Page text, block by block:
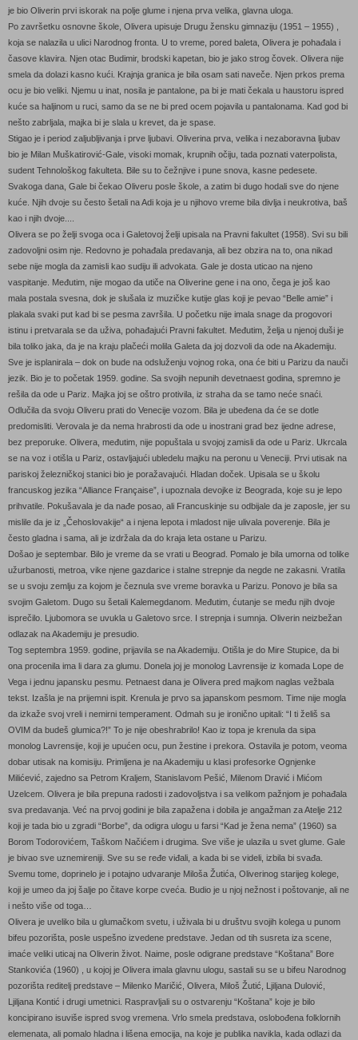
je bio Oliverin prvi iskorak na polje glume i njena prva velika, glavna uloga.
Po završetku osnovne škole, Olivera upisuje Drugu žensku gimnaziju (1951 – 1955) ,
koja se nalazila u ulici Narodnog fronta. U to vreme, pored baleta, Olivera je pohađala i
časove klavira. Njen otac Budimir, brodski kapetan, bio je jako strog čovek. Olivera nije
smela da dolazi kasno kući. Krajnja granica je bila osam sati naveče. Njen prkos prema
ocu je bio veliki. Njemu u inat, nosila je pantalone, pa bi je mati čekala u haustoru ispred
kuće sa haljinom u ruci, samo da se ne bi pred ocem pojavila u pantalonama. Kad god bi
nešto zabrljala, majka bi je slala u krevet, da je spase.
Stigao je i period zaljubljivanja i prve ljubavi. Oliverina prva, velika i nezaboravna ljubav
bio je Milan Muškatirović-Gale, visoki momak, krupnih očiju, tada poznati vaterpolista,
sudent Tehnološkog fakulteta. Bile su to čežnjive i pune snova, kasne pedesete.
Svakoga dana, Gale bi čekao Oliveru posle škole, a zatim bi dugo hodali sve do njene
kuće. Njih dvoje su često šetali na Adi koja je u njihovo vreme bila divlja i neukrotiva, baš
kao i njih dvoje....
Olivera se po želji svoga oca i Galetovoj želji upisala na Pravni fakultet (1958). Svi su bili
zadovoljni osim nje. Redovno je pohađala predavanja, ali bez obzira na to, ona nikad
sebe nije mogla da zamisli kao sudiju ili advokata. Gale je dosta uticao na njeno
vaspitanje. Međutim, nije mogao da utiče na Oliverine gene i na ono, čega je još kao
mala postala svesna, dok je slušala iz muzičke kutije glas koji je pevao “Belle amie” i
plakala svaki put kad bi se pesma završila. U početku nije imala snage da progovori
istinu i pretvarala se da uživa, pohađajući Pravni fakultet. Međutim, želja u njenoj duši je
bila toliko jaka, da je na kraju plačeći molila Galeta da joj dozvoli da ode na Akademiju.
Sve je isplanirala – dok on bude na odsluženju vojnog roka, ona će biti u Parizu da nauči
jezik. Bio je to početak 1959. godine. Sa svojih nepunih devetnaest godina, spremno je
rešila da ode u Pariz. Majka joj se oštro protivila, iz straha da se tamo neće snaći.
Odlučila da svoju Oliveru prati do Venecije vozom. Bila je ubeđena da će se dotle
predomisliti. Verovala je da nema hrabrosti da ode u inostrani grad bez ijedne adrese,
bez preporuke. Olivera, međutim, nije popuštala u svojoj zamisli da ode u Pariz. Ukrcala
se na voz i otišla u Pariz, ostavljajući ubledelu majku na peronu u Veneciji. Prvi utisak na
pariskoj železničkoj stanici bio je poražavajući. Hladan doček. Upisala se u školu
francuskog jezika “Alliance Française”, i upoznala devojke iz Beograda, koje su je lepo
prihvatile. Pokušavala je da nađe posao, ali Francuskinje su odbijale da je zaposle, jer su
mislile da je iz „Čehoslovakije“ a i njena lepota i mladost nije ulivala poverenje. Bila je
često gladna i sama, ali je izdržala da do kraja leta ostane u Parizu.
Došao je septembar. Bilo je vreme da se vrati u Beograd. Pomalo je bila umorna od tolike
užurbanosti, metroa, vike njene gazdarice i stalne strepnje da negde ne zakasni. Vratila
se u svoju zemlju za kojom je čeznula sve vreme boravka u Parizu. Ponovo je bila sa
svojim Galetom. Dugo su šetali Kalemegdanom. Međutim, ćutanje se među njih dvoje
isprečilo. Ljubomora se uvukla u Galetovo srce. I strepnja i sumnja. Oliverin neizbežan
odlazak na Akademiju je presudio.
Tog septembra 1959. godine, prijavila se na Akademiju. Otišla je do Mire Stupice, da bi
ona procenila ima li dara za glumu. Donela joj je monolog Lavrensije iz komada Lope de
Vega i jednu japansku pesmu. Petnaest dana je Olivera pred majkom naglas vežbala
tekst. Izašla je na prijemni ispit. Krenula je prvo sa japanskom pesmom. Time nije mogla
da izkaže svoj vreli i nemirni temperament. Odmah su je ironično upitali: “I ti želiš sa
OVIM da budeš glumica?!” To je nije obeshrabrilo! Kao iz topa je krenula da sipa
monolog Lavrensije, koji je upućen ocu, pun žestine i prekora. Ostavila je potom, veoma
dobar utisak na komisiju. Primljena je na Akademiju u klasi profesorke Ognjenke
Milićević, zajedno sa Petrom Kraljem, Stanislavom Pešić, Milenom Dravić i Mićom
Uzelcem. Olivera je bila prepuna radosti i zadovoljstva i sa velikom pažnjom je pohađala
sva predavanja. Već na prvoj godini je bila zapažena i dobila je angažman za Atelje 212
koji je tada bio u zgradi “Borbe”, da odigra ulogu u farsi “Kad je žena nema” (1960) sa
Borom Todorovićem, Taškom Načićem i drugima. Sve više je ulazila u svet glume. Gale
je bivao sve uznemireniji. Sve su se ređe viđali, a kada bi se videli, izbila bi svađa.
Svemu tome, doprinelo je i potajno udvaranje Miloša Žutića, Oliverinog starijeg kolege,
koji je umeo da joj šalje po čitave korpe cveća. Budio je u njoj nežnost i poštovanje, ali ne
i nešto više od toga…
Olivera je uveliko bila u glumačkom svetu, i uživala bi u društvu svojih kolega u punom
bifeu pozorišta, posle uspešno izvedene predstave. Jedan od tih susreta iza scene,
imaće veliki uticaj na Oliverin život. Naime, posle odigrane predstave “Koštana” Bore
Stankovića (1960) , u kojoj je Olivera imala glavnu ulogu, sastali su se u bifeu Narodnog
pozorišta reditelj predstave – Milenko Maričić, Olivera, Miloš Žutić, Ljiljana Dulović,
Ljiljana Kontić i drugi umetnici. Raspravljali su o ostvarenju “Koštana” koje je bilo
koncipirano isuviše ispred svog vremena. Vrlo smela predstava, oslobođena folklornih
elemenata, ali pomalo hladna i lišena emocija, na koje je publika navikla, kada odlazi da